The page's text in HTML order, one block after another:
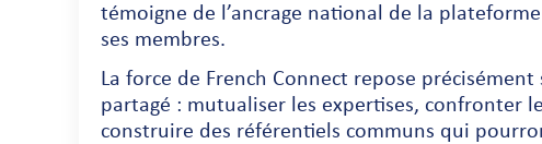
témoigne de l’ancrage national de la
ses membres.
La force de French Connect repose
partagé : mutualiser les expertises, confronter
construire des référentiels communs qui